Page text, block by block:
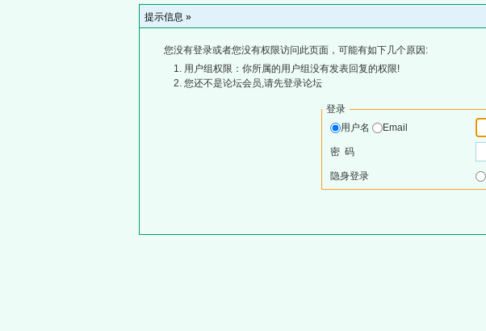
提示信息 »
您没有登录或者您没有权限访问此页面，可能有如下几个原因:
用户组权限：你所属的用户组没有发表回复的权限!
您还不是论坛会员,请先登录论坛
登录
用户名
Email
密 码
隐身登录